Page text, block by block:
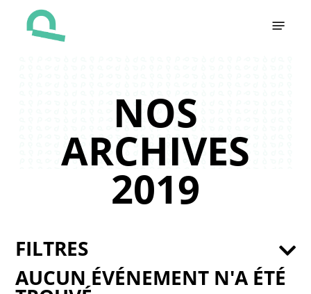
NOS
ARCHIVES
2019
AUCUN ÉVÉNEMENT N'A ÉTÉ
FILTRES